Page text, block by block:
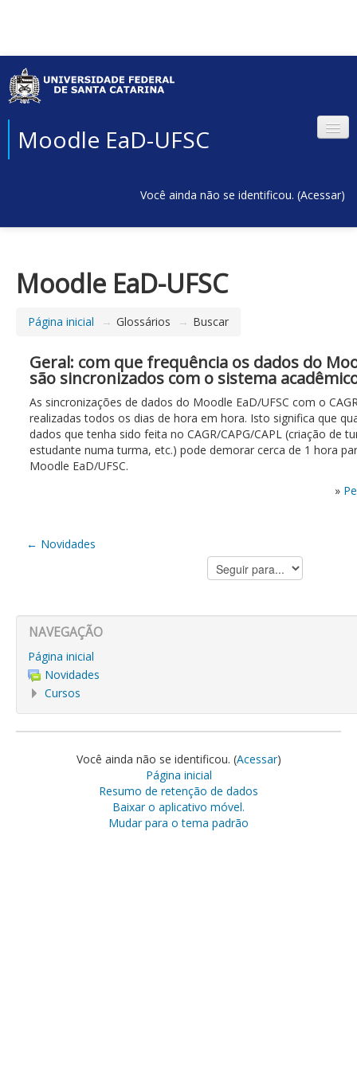
Moodle EaD-UFSC
Você ainda não se identificou. (Acessar)
Moodle EaD-UFSC
Página inicial → Glossários → Buscar
Geral: com que frequência os dados do
são sincronizados com o sistema
As sincronizações de dados do Moodle EaD/UFSC com o
realizadas todos os dias de hora em hora. Isto significa que
dados que tenha sido feita no CAGR/CAPG/CAPL (criação de
estudante numa turma, etc.) pode demorar cerca de 1 hora
Moodle EaD/UFSC.
»
← Novidades
Seguir
para...
NAVEGAÇÃO
Página inicial
Novidades
Cursos
Você ainda não se identificou. (Acessar)
Página inicial
Resumo de retenção de dados
Baixar o aplicativo móvel.
Mudar para o tema padrão